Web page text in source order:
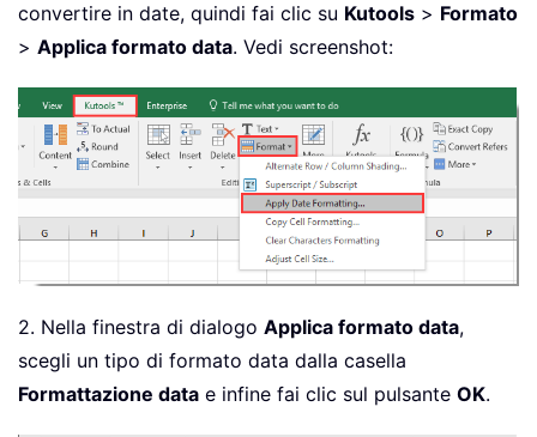
convertire in date, quindi fai clic su Kutools > Formato
> Applica formato data. Vedi screenshot:
2. Nella finestra di dialogo Applica formato data,
scegli un tipo di formato data dalla casella
Formattazione data e infine fai clic sul pulsante OK.